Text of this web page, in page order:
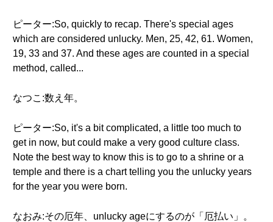
ピーター:So, quickly to recap. There's special ages
which are considered unlucky. Men, 25, 42, 61. Women,
19, 33 and 37. And these ages are counted in a special
method, called...
なつこ:数え年。
ピーター:So, it's a bit complicated, a little too much to
get in now, but could make a very good culture class.
Note the best way to know this is to go to a shrine or a
temple and there is a chart telling you the unlucky years
for the year you were born.
なおみ:その厄年、unlucky ageにするのが「厄払い」。